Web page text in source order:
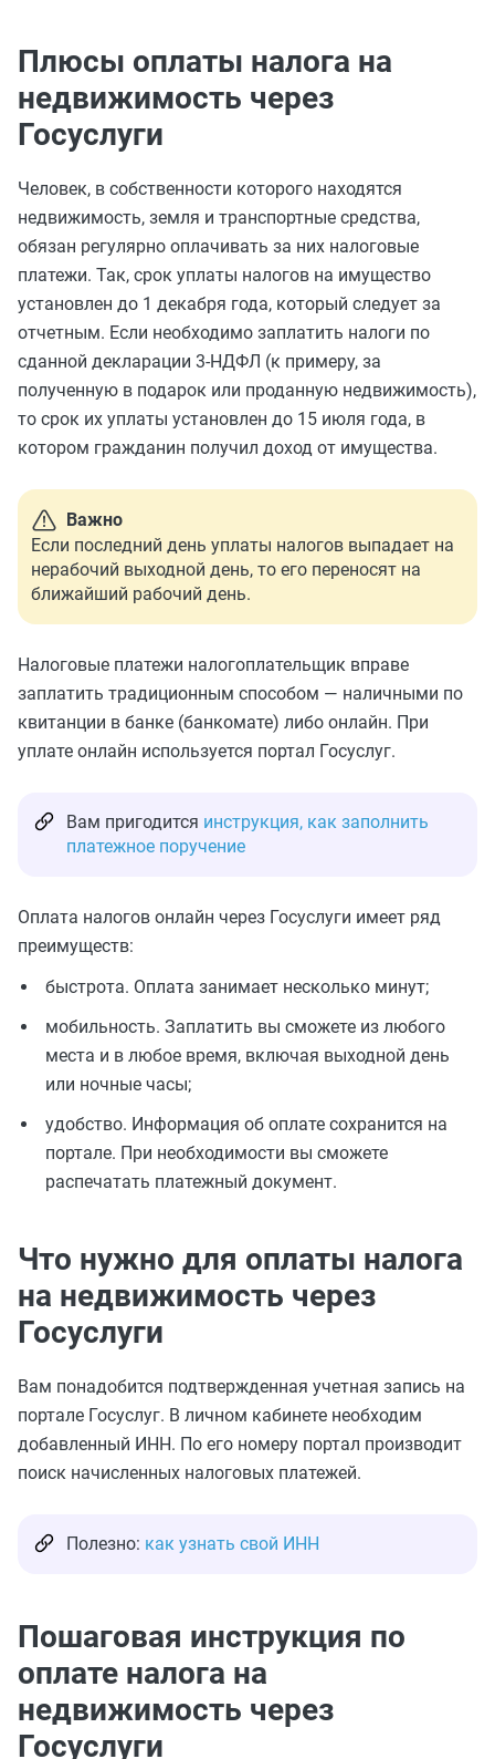
Плюсы оплаты налога на
недвижимость через
Госуслуги
Человек, в собственности которого находятся
недвижимость, земля и транспортные средства,
обязан регулярно оплачивать за них налоговые
платежи. Так, срок уплаты налогов на имущество
установлен до 1 декабря года, который следует за
отчетным. Если необходимо заплатить налоги по
сданной декларации 3-НДФЛ (к примеру, за
полученную в подарок или проданную недвижимость),
то срок их уплаты установлен до 15 июля года, в
котором гражданин получил доход от имущества.
Важно
Если последний день уплаты налогов выпадает на
нерабочий выходной день, то его переносят на
ближайший рабочий день.
Налоговые платежи налогоплательщик вправе
заплатить традиционным способом — наличными по
квитанции в банке (банкомате) либо онлайн. При
уплате онлайн используется портал Госуслуг.
Вам пригодится инструкция, как заполнить
платежное поручение
Оплата налогов онлайн через Госуслуги имеет ряд
преимуществ:
быстрота. Оплата занимает несколько минут;
мобильность. Заплатить вы сможете из любого
места и в любое время, включая выходной день
или ночные часы;
удобство. Информация об оплате сохранится на
портале. При необходимости вы сможете
распечатать платежный документ.
Что нужно для оплаты налога
на недвижимость через
Госуслуги
Вам понадобится подтвержденная учетная запись на
портале Госуслуг. В личном кабинете необходим
добавленный ИНН. По его номеру портал производит
поиск начисленных налоговых платежей.
Полезно: как узнать свой ИНН
Пошаговая инструкция по
оплате налога на
недвижимость через
Госуслуги